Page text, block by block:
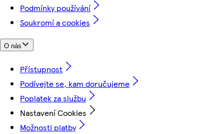
Podmínky používání
Soukromí a cookies
O nás
Přístupnost
Podívejte se, kam doručujeme
Poplatek za službu
Nastavení Cookies
Možnosti platby